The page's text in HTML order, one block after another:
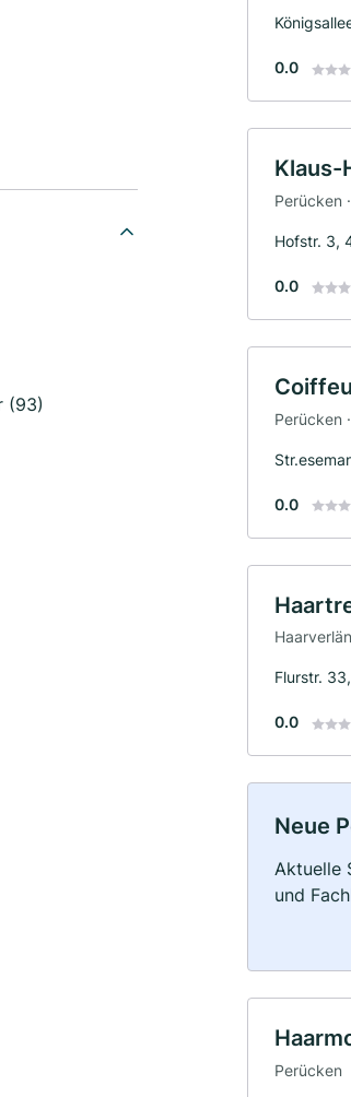
(93)
0.0
Klaus-
Perücken
Hofstr. 3,
0.0
Perücken
0.0
Flurstr.
0.0
Neue
Aktuelle
und
Perücken